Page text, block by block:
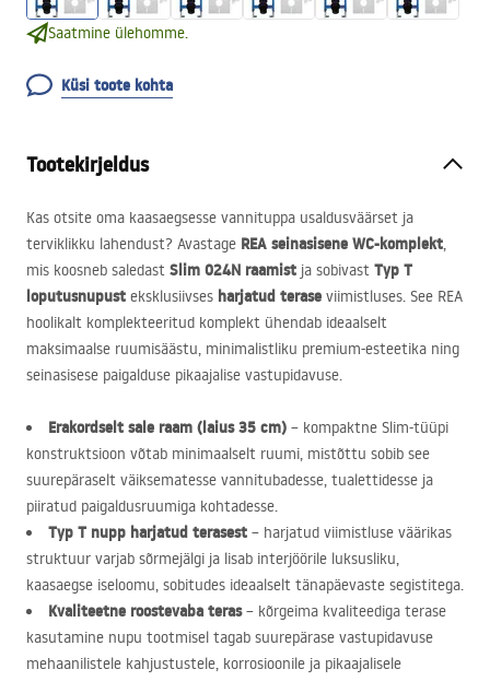
Saatmine ülehomme.
Küsi toote kohta
Tootekirjeldus
Kas otsite oma kaasaegsesse vannituppa usaldusväärset ja
terviklikku lahendust? Avastage REA seinasisene WC-komplekt,
mis koosneb saledast Slim 024N raamist ja sobivast Typ T
loputusnupust eksklusiivses harjatud terase viimistluses. See REA
hoolikalt komplekteeritud komplekt ühendab ideaalselt
maksimaalse ruumisäästu, minimalistliku premium-esteetika ning
seinasisese paigalduse pikaajalise vastupidavuse.
Erakordselt sale raam (laius 35 cm) – kompaktne Slim-tüüpi
konstruktsioon võtab minimaalselt ruumi, mistõttu sobib see
suurepäraselt väiksematesse vannitubadesse, tualettidesse ja
piiratud paigaldusruumiga kohtadesse.
Typ T nupp harjatud terasest – harjatud viimistluse väärikas
struktuur varjab sõrmejälgi ja lisab interjöörile luksusliku,
kaasaegse iseloomu, sobitudes ideaalselt tänapäevaste segistitega.
Kvaliteetne roostevaba teras– kõrgeima kvaliteediga terase
kasutamine nupu tootmisel tagab suurepärase vastupidavuse
mehaanilistele kahjustustele, korrosioonile ja pikaajalisele